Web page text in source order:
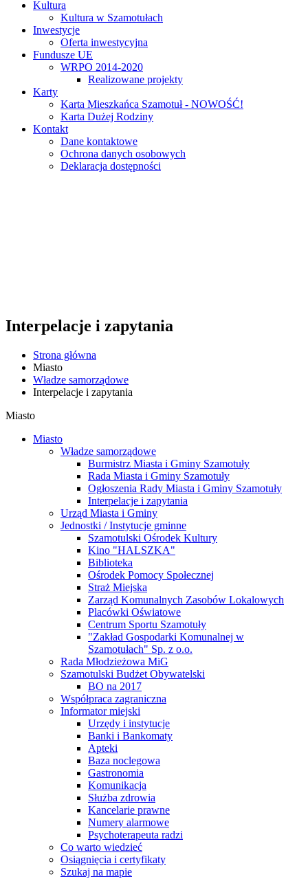
Kultura
Kultura w Szamotułach
Inwestycje
Oferta inwestycyjna
Fundusze UE
WRPO 2014-2020
Realizowane projekty
Karty
Karta Mieszkańca Szamotuł - NOWOŚĆ!
Karta Dużej Rodziny
Kontakt
Dane kontaktowe
Ochrona danych osobowych
Deklaracja dostępności
Interpelacje i zapytania
Strona główna
Miasto
Władze samorządowe
Interpelacje i zapytania
Miasto
Miasto
Władze samorządowe
Burmistrz Miasta i Gminy Szamotuły
Rada Miasta i Gminy Szamotuły
Ogłoszenia Rady Miasta i Gminy Szamotuły
Interpelacje i zapytania
Urząd Miasta i Gminy
Jednostki / Instytucje gminne
Szamotulski Ośrodek Kultury
Kino "HALSZKA"
Biblioteka
Ośrodek Pomocy Społecznej
Straż Miejska
Zarząd Komunalnych Zasobów Lokalowych
Placówki Oświatowe
Centrum Sportu Szamotuły
"Zakład Gospodarki Komunalnej w
Szamotułach" Sp. z o.o.
Rada Młodzieżowa MiG
Szamotulski Budżet Obywatelski
BO na 2017
Współpraca zagraniczna
Informator miejski
Urzędy i instytucje
Banki i Bankomaty
Apteki
Baza noclegowa
Gastronomia
Komunikacja
Służba zdrowia
Kancelarie prawne
Numery alarmowe
Psychoterapeuta radzi
Co warto wiedzieć
Osiągnięcia i certyfikaty
Szukaj na mapie